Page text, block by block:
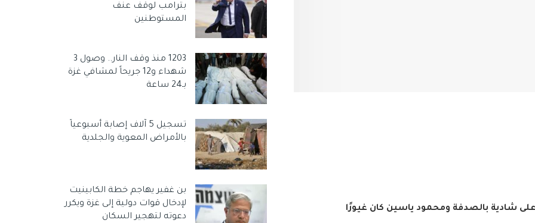
شادية بالصدفة ومحمود ياسين كان غيورًا
بترامب لوقف عنف
المستوطنين
1203 منذ وقف النار.. وصول 3
شهداء و12 جريحاً لمشافي غزة
بـ24 ساعة
تسجيل 5 آلاف إصابة أسبوعياً
بالأمراض المعوية والجلدية
بن غفير يهاجم خطة الكابينيت
لإدخال قوات دولية إلى غزة ويكرر
دعوته لتهجير السكان